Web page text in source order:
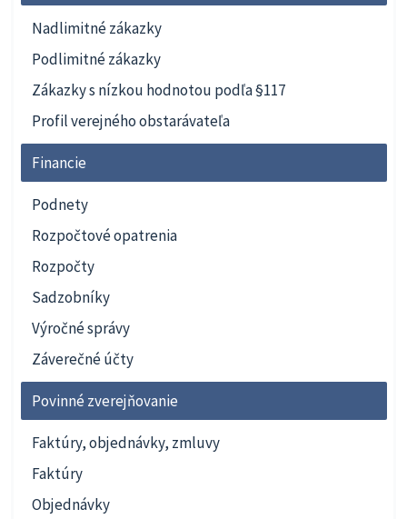
Nadlimitné zákazky
Podlimitné zákazky
Zákazky s nízkou hodnotou podľa §117
Profil verejného obstarávateľa
Financie
Podnety
Rozpočtové opatrenia
Rozpočty
Sadzobníky
Výročné správy
Záverečné účty
Povinné zverejňovanie
Faktúry, objednávky, zmluvy
Faktúry
Objednávky